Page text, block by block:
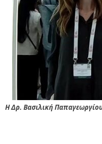
Η Δρ. Βασιλική